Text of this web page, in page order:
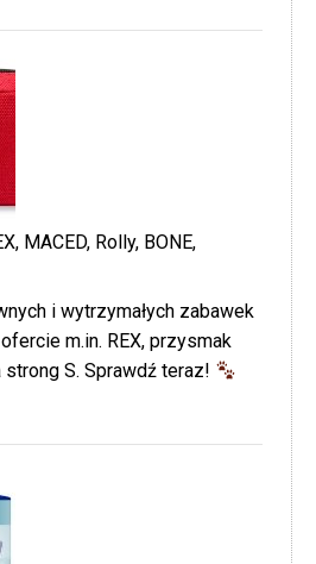
MACED, Rolly, BONE,
i wytrzymałych zabawek
m.in. REX, przysmak
strong S. Sprawdź teraz!